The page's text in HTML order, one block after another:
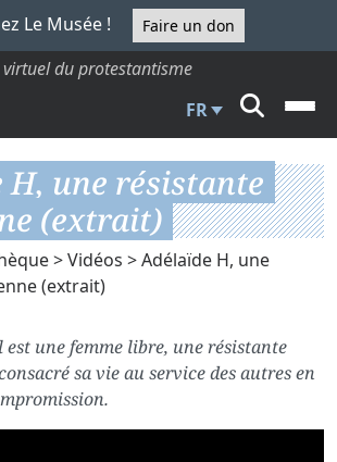
Le Musée ! Faire un don
virtuel du protestantisme
FR
H, une résistante
(extrait)
>Vidéos > Adélaïde H, une
(extrait)
une femme libre, une résistante
sa vie au service des autres en